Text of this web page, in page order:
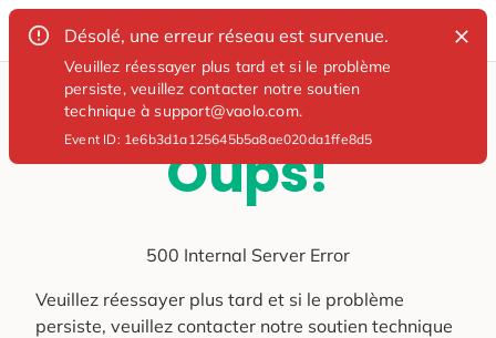
Désolé, une erreur réseau est survenue.
Veuillez réessayer plus tard et si le problème
persiste, veuillez contacter notre soutien
technique à support@vaolo.com.
Event ID: 1e6b3d1a125645b5a8ae020da1ffe8d5
Oups!
500 Internal Server Error
Veuillez réessayer plus tard et si le problème
persiste, veuillez contacter notre soutien technique